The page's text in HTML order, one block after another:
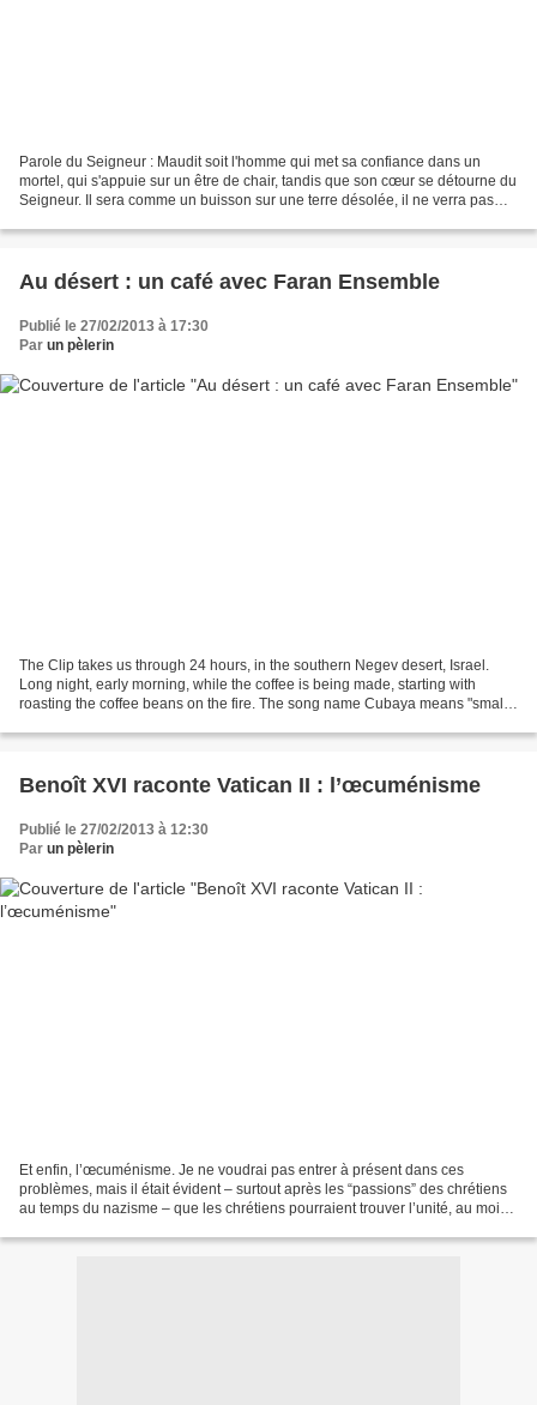
Parole du Seigneur : Maudit soit l'homme qui met sa confiance dans un
mortel, qui s'appuie sur un être de chair, tandis que son cœur se détourne du
Seigneur. Il sera comme un buisson sur une terre désolée, il ne verra pas
Au désert : un café avec Faran Ensemble
Publié le 27/02/2013 à 17:30
Par un pèlerin
The Clip takes us through 24 hours, in the southern Negev desert, Israel.
Long night, early morning, while the coffee is being made, starting with
roasting the coffee beans on the fire. The song name Cubaya means "small
Benoît XVI raconte Vatican II : l’œcuménisme
Publié le 27/02/2013 à 12:30
Par un pèlerin
Et enfin, l’œcuménisme. Je ne voudrai pas entrer à présent dans ces
problèmes, mais il était évident – surtout après les “passions” des chrétiens
au temps du nazisme – que les chrétiens pourraient trouver l’unité, au moins